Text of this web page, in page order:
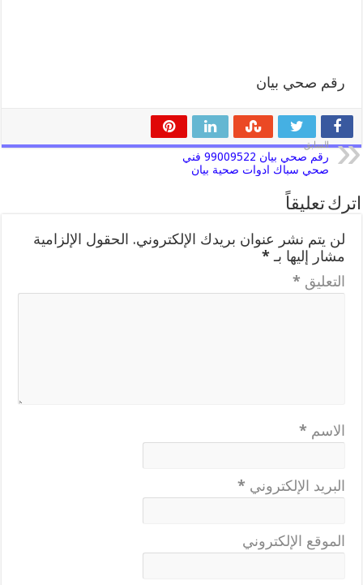
رقم صحي بيان
السابق
رقم صحي بيان 99009522 فني
صحي سباك ادوات صحية بيان
اترك تعليقاً
لن يتم نشر عنوان بريدك الإلكتروني. الحقول الإلزامية
مشار إليها بـ*
التعليق *
الاسم *
البريد الإلكتروني *
الموقع الإلكتروني